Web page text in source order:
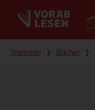
Du bist hier
Startseite ❭ Bücher ❭